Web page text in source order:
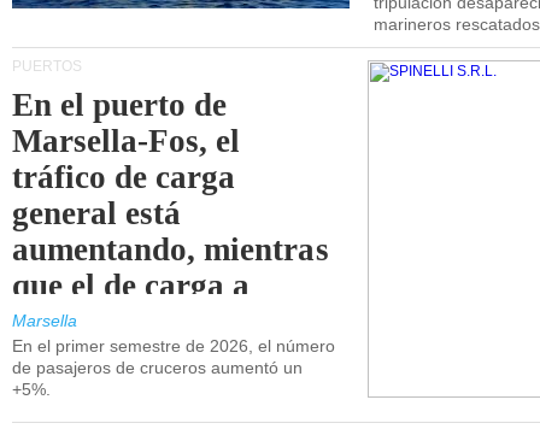
marineros
PUERTOS
En el puerto de
Marsella-Fos, el
tráfico de carga
general está
aumentando, mientras
que el de carga a
granel está
disminuyendo.
Marsella
En el primer semestre de 2026, el número
de pasajeros de cruceros aumentó un
+5%.